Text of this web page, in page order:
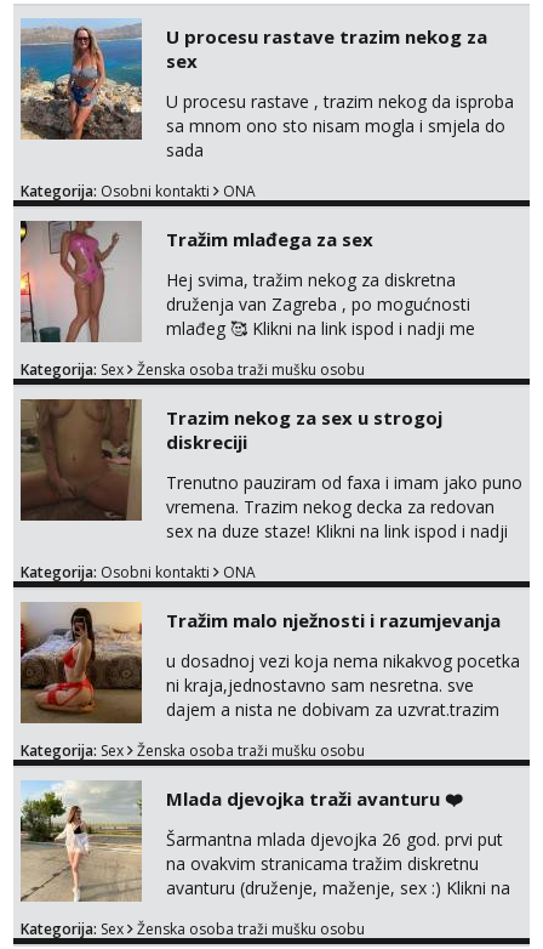
U procesu rastave trazim nekog za
sex
U procesu rastave , trazim nekog da isproba
sa mnom ono sto nisam mogla i smjela do
sada
Kategorija: Osobni kontakti ONA
Tražim mlađega za sex
Hej svima, tražim nekog za diskretna
druženja van Zagreba , po mogućnosti
mlađeg 🥰 Klikni na link ispod i nadji me
Kategorija: Sex Ženska osoba traži mušku osobu
Trazim nekog za sex u strogoj
diskreciji
Trenutno pauziram od faxa i imam jako puno
vremena. Trazim nekog decka za redovan
sex na duze staze! Klikni na link ispod i nadji
Kategorija: Osobni kontakti ONA
Tražim malo nježnosti i razumjevanja
u dosadnoj vezi koja nema nikakvog pocetka
ni kraja,jednostavno sam nesretna. sve
dajem a nista ne dobivam za uzvrat.trazim
trazim puno samo malo njeznosti i
poljupce po tijelu koji me jako
pale,obozavam kad muskarac preuzme
kontrolu . javi se :) Klikni na link ispod i nadji
me tamo, cekam te!
Kategorija: Sex Ženska osoba traži mušku osobu
Mlada djevojka traži avanturu ❤️
Šarmantna mlada djevojka 26 god. prvi put
na ovakvim stranicama tražim diskretnu
avanturu (druženje, maženje, sex :) Klikni na
Kategorija: Sex Ženska osoba traži mušku osobu